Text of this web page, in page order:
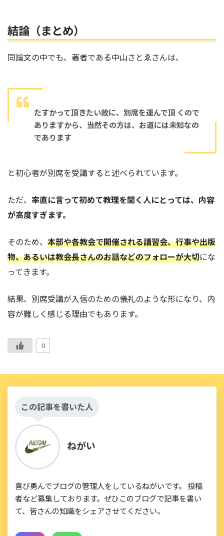
結論（まとめ）
同論文の中でも、著者である中山さとゑさんは、
たすかって頂きたい故に、別席を運んで頂 くので
ありますから、当然その方は、お道には未知なの
であります
と初心者が別席を受講すると述べられています。
ただ、 率直に言って初めて教理を聞く人にとっては、内容
が高度すぎます。
そのため、 本部や各教会で開催される講習会、行事や出版
物、あるいは教会長さんのお話などのフォローが大切にな
ってきます。
結果、別席受講が入信のための儀礼のような形になり、内
容が難しく感じる理由でもあります。
0
この記事を書いた人
ねがい
喜び勇んでブログの管理人をしているねがいです。 投稿
者など募集しております。ぜひこのブログで記事を書い
て、皆さんの知識をシェアさせてください。